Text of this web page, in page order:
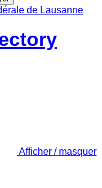
Afficher / masquer